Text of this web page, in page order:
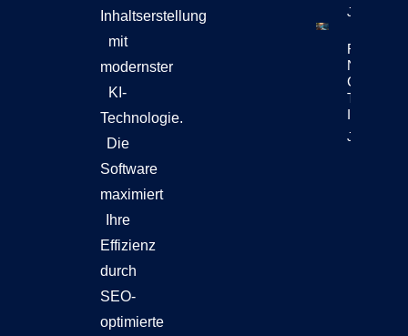
Inhaltserstellung
mit
modernster
KI-
Technologie.
Die
Software
maximiert
Ihre
Effizienz
durch
SEO-
optimierte
Jetzt
Reuters
News
Chatbots
Teil Der
Jetzt